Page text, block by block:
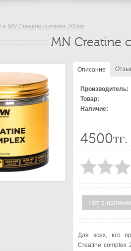
» MN Creatine complex 200гр
MN Creatine
Описание
Производитель:
Товар:
Наличие:
4500тг.
Нет в наличии
Для всех, кто
Creatine complex